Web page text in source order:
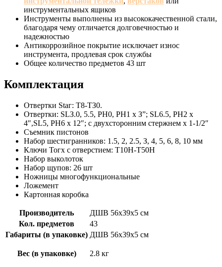
инструментальных ящиков
Инструменты выполнены из высококачественной стали,
благодаря чему отличается долговечностью и
надежностью
Антикоррозийное покрытие исключает износ
инструмента, продлевая срок службы
Общее количество предметов 43 шт
Комплектация
Отвертки Staг: Т8-ТЗ0.
Отвертки: SLЗ.0, 5.5, РН0, РН1 х З”; SL6.5, РН2 х
4″,SL5, РН6 х 12″; с двухсторонним стержнем х 1-1/2″
Съемник пистонов
Набор шестигранников: 1.5, 2, 2.5, З, 4, 5, 6, 8, 10 мм
Ключи Тогх с отверстием: Т10Н-Т50Н
Набор выколоток
Набор щупов: 26 шт
Ножницы многофункциональные
Ложемент
Картонная коробка
Производитель
ДШВ 56х39х5 см
Кол. предметов
43
Габариты (в упаковке) ДШВ 56х39х5 см
Вес (в упаковке) 2.8 кг